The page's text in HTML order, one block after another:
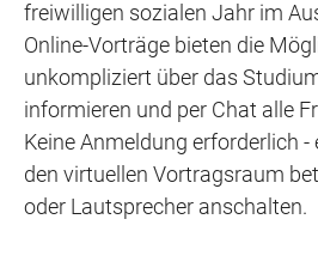
freiwilligen sozialen Jahr im
Online-Vorträge bieten die
unkompliziert über das
informieren und per Chat alle
Keine Anmeldung erforderlich -
den virtuellen Vortragsraum
oder Lautsprecher anschalten.